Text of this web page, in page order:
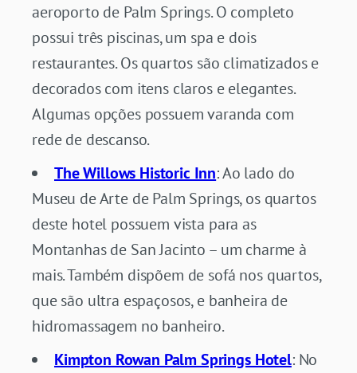
aeroporto de Palm Springs. O completo
possui três piscinas, um spa e dois
restaurantes. Os quartos são climatizados e
decorados com itens claros e elegantes.
Algumas opções possuem varanda com
rede de descanso.
The Willows Historic Inn: Ao lado do
Museu de Arte de Palm Springs, os quartos
deste hotel possuem vista para as
Montanhas de San Jacinto – um charme à
mais. Também dispõem de sofá nos quartos,
que são ultra espaçosos, e banheira de
hidromassagem no banheiro.
Kimpton Rowan Palm Springs Hotel: No